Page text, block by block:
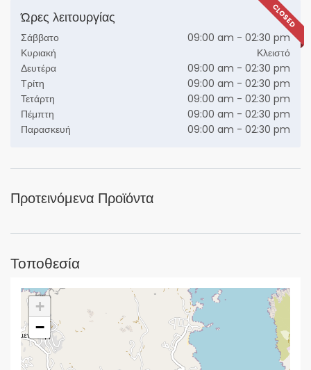
CLOSED
Ώρες λειτουργίας
Σάββατο
09:00 am - 02:30 pm
Κυριακή
Κλειστό
Δευτέρα
09:00 am - 02:30 pm
Τρίτη
09:00 am - 02:30 pm
Τετάρτη
09:00 am - 02:30 pm
Πέμπτη
09:00 am - 02:30 pm
Παρασκευή
09:00 am - 02:30 pm
Προτεινόμενα Προϊόντα
Τοποθεσία
+
−